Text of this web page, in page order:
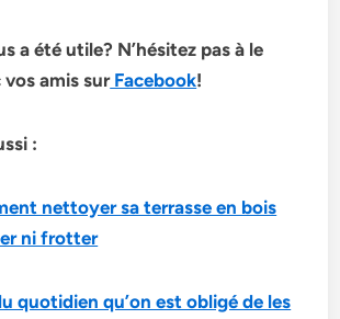
a été utile? N’hésitez pas à le
amis surFacebook!
:
nettoyer sa terrasse en bois
ni frotter
quotidien qu’on est obligé de les